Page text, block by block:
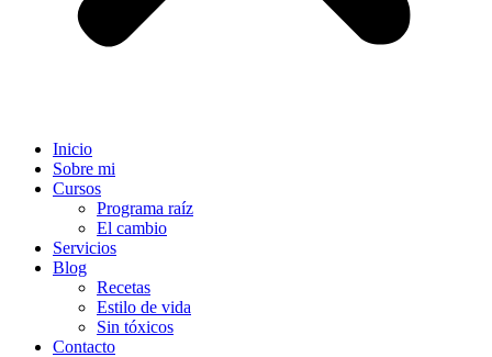
Inicio
Sobre mi
Cursos
Programa raíz
El cambio
Servicios
Blog
Recetas
Estilo de vida
Sin tóxicos
Contacto